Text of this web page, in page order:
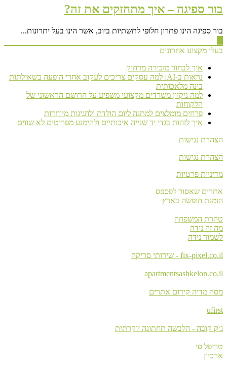
בור ספיגה – איך מתחזקים את זה?
בור ספיגה הינו פתרון חלופי לתשתיות ביוב, אשר הינו בעל יתרונות...
בעלי מקצוע אחרונים
איך לבחור מזכירה מרחוק
נראות ב-AI: למה עסקים צריכים לעקוב אחרי הופעה בשאילתות
בינה מלאכותית
למה ניקיון משרדים מקצועי משפיע על הרושם הראשוני של
הלקוחות
פרחים מומלצים למתנה ליום הולדת ולחגיגות מיוחדות
איך לזהות בגדי יד שנייה איכותיים ולהימנע מפריטים לא שווים
הצהרת נגישות
הצהרת נגישות
מדיניות פרטיות
אתרים שאסור לפספס
הזמנת חופשה בארץ
טהרת המשפחה
מה זה נידה
לשמור נידה
fix-pixel.co.il - שירותי סריקה
apartmentsashkelon.co.il
מסה מדיה קידום אתרים
ufirst
ג׳ק קובה - הלבשה תחתונה יוקרתית
טריפל סי
ארכיון